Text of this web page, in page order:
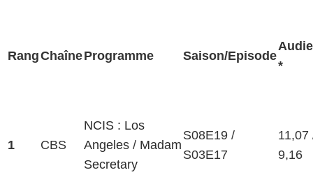
RangChaîneProgramme Saison/Episode
*
1 CBS
NCIS : Los
Angeles / Madam
Secretary
S08E19 /
S03E17
11,07
9,16